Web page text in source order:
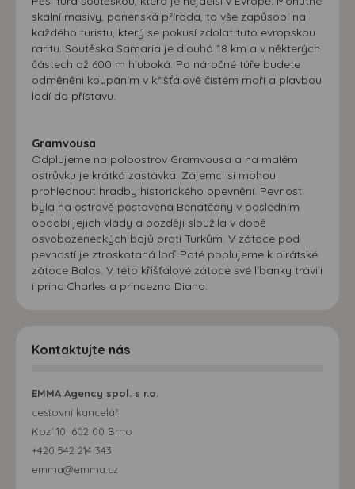
skalní masivy, panenská příroda, to vše zapůsobí na
každého turistu, který se pokusí zdolat tuto evropskou
raritu. Soutěska Samaria je dlouhá 18 km a v některých
částech až 600 m hluboká. Po náročné túře budete
odměněni koupáním v křišťálově čistém moři a plavbou
lodí do přístavu.
Gramvousa
Odplujeme na poloostrov Gramvousa a na malém
ostrůvku je krátká zastávka. Zájemci si mohou
prohlédnout hradby historického opevnění. Pevnost
byla na ostrově postavena Benátčany v posledním
období jejich vlády a později sloužila v době
osvobozeneckých bojů proti Turkům. V zátoce pod
pevností je ztroskotaná loď. Poté poplujeme k pirátské
zátoce Balos. V této křišťálové zátoce své líbanky trávili
i princ Charles a princezna Diana.
Kontaktujte nás
EMMA Agency spol. s r.o.
cestovní kancelář
Kozí 10, 602 00 Brno
+420 542 214 343
emma@emma.cz